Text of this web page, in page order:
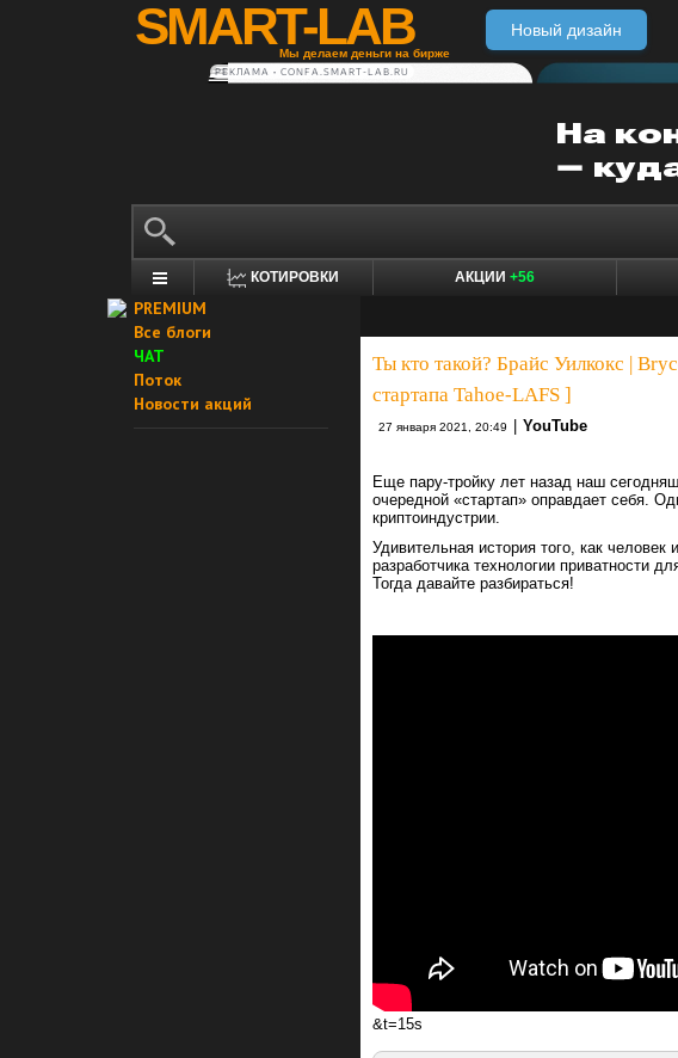
SMART-LAB
Мы делаем деньги на бирже
Новый дизайн
РЕКЛАМА • CONFA.SMART-LAB.RU
КОТИРОВКИ АКЦИИ +56
PREMIUM
Все блоги
ЧАТ
Поток
Новости акций
Ты кто такой? Брайс Уилкокс |
стартапа Tahoe-LAFS ]
27 января 2021, 20:49 YouTube
Еще пару-тройку лет назад наш
очередной «стартап» оправдает себя.
криптоиндустрии.
Удивительная история того, как
разработчика технологии приватности
Тогда давайте разбираться!
&t=15s